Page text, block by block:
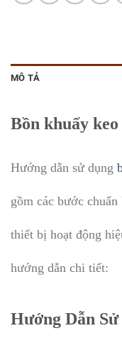
MÔ TẢ
Bồn khuấy
Hướng dẫn sử dụng
gồm các bước
thiết bị hoạt động
hướng dẫn chi tiết:
Hướng Dẫn